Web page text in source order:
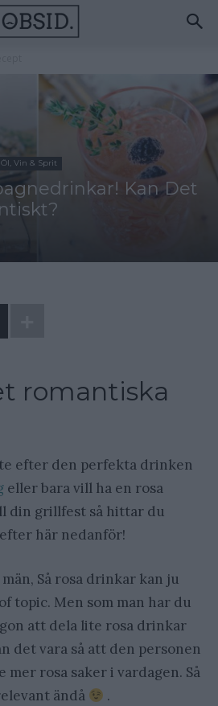
Öl, Vin & Sprit
Kan Det
romantiska
efter den perfekta drinken
eller bara vill ha en rosa
din grillfest så hittar du
här nedanför!
Så rosa drinkar kan ju
topic. Men som man har du
att dela lite rosa drinkar
det vara så att den personen
rosa saker i vardagen. Så
ändå
.